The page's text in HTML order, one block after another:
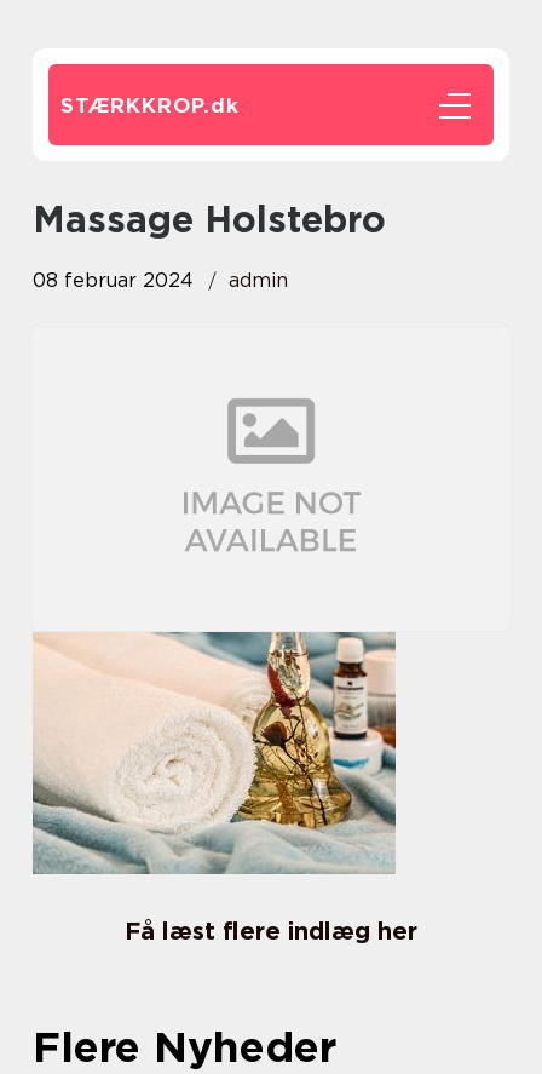
STÆRKKROP.dk
Massage Holstebro
08 februar 2024 admin
Få læst flere indlæg her
Flere Nyheder